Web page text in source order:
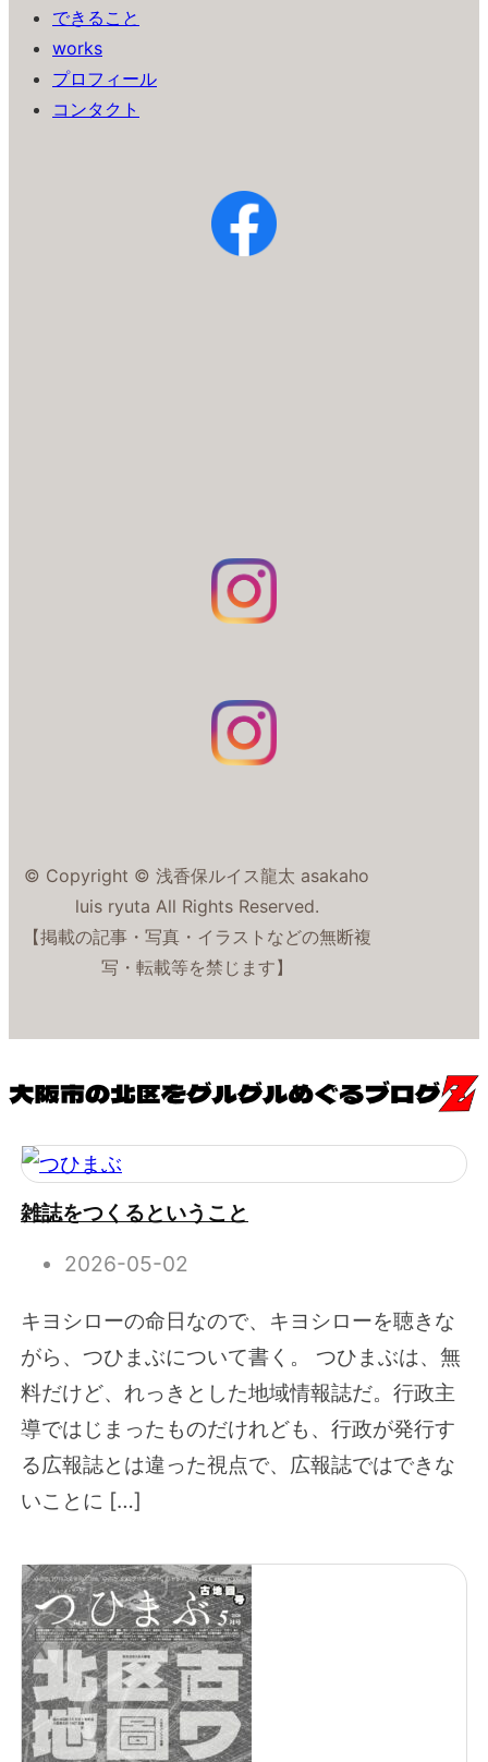
できること
works
プロフィール
コンタクト
© Copyright © 浅香保ルイス龍太 asakaho
luis ryuta All Rights Reserved.
【掲載の記事・写真・イラストなどの無断複
写・転載等を禁じます】
雑誌をつくるということ
2026-05-02
キヨシローの命日なので、キヨシローを聴きな
がら、つひまぶについて書く。 つひまぶは、無
料だけど、れっきとした地域情報誌だ。行政主
導ではじまったものだけれども、行政が発行す
る広報誌とは違った視点で、広報誌ではできな
いことに […]